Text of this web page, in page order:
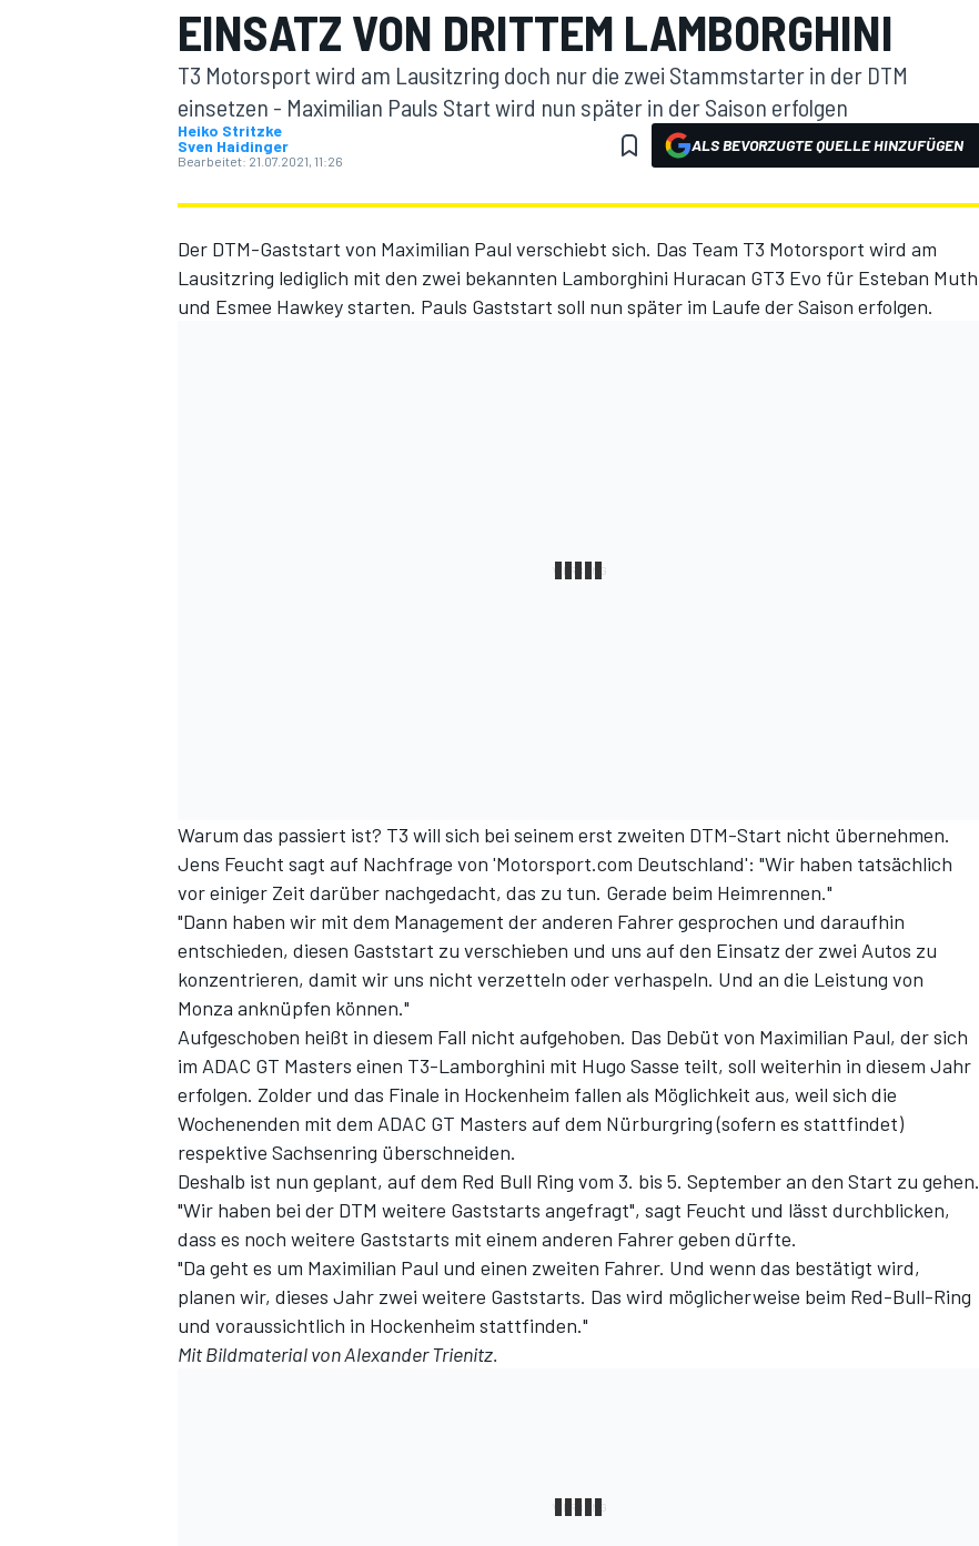
EINSATZ VON DRITTEM LAMBORGHINI
T3 Motorsport wird am Lausitzring doch nur die zwei Stammstarter in der DTM
einsetzen - Maximilian Pauls Start wird nun später in der Saison erfolgen
Heiko Stritzke
Sven Haidinger
Bearbeitet: 21.07.2021, 11:26
ALS BEVORZUGTE QUELLE HINZUFÜGEN
Der DTM-Gaststart von Maximilian Paul verschiebt sich. Das Team T3 Motorsport wird am
Lausitzring lediglich mit den zwei bekannten Lamborghini Huracan GT3 Evo für Esteban Muth
und Esmee Hawkey starten. Pauls Gaststart soll nun später im Laufe der Saison erfolgen.
Warum das passiert ist? T3 will sich bei seinem erst zweiten DTM-Start nicht übernehmen.
Jens Feucht sagt auf Nachfrage von 'Motorsport.com Deutschland': "Wir haben tatsächlich
vor einiger Zeit darüber nachgedacht, das zu tun. Gerade beim Heimrennen."
"Dann haben wir mit dem Management der anderen Fahrer gesprochen und daraufhin
entschieden, diesen Gaststart zu verschieben und uns auf den Einsatz der zwei Autos zu
konzentrieren, damit wir uns nicht verzetteln oder verhaspeln. Und an die Leistung von
Monza anknüpfen können."
Aufgeschoben heißt in diesem Fall nicht aufgehoben. Das Debüt von Maximilian Paul, der sich
im ADAC GT Masters einen T3-Lamborghini mit Hugo Sasse teilt, soll weiterhin in diesem Jahr
erfolgen. Zolder und das Finale in Hockenheim fallen als Möglichkeit aus, weil sich die
Wochenenden mit dem ADAC GT Masters auf dem Nürburgring (sofern es stattfindet)
respektive Sachsenring überschneiden.
Deshalb ist nun geplant, auf dem Red Bull Ring vom 3. bis 5. September an den Start zu gehen.
"Wir haben bei der DTM weitere Gaststarts angefragt", sagt Feucht und lässt durchblicken,
dass es noch weitere Gaststarts mit einem anderen Fahrer geben dürfte.
"Da geht es um Maximilian Paul und einen zweiten Fahrer. Und wenn das bestätigt wird,
planen wir, dieses Jahr zwei weitere Gaststarts. Das wird möglicherweise beim Red-Bull-Ring
und voraussichtlich in Hockenheim stattfinden."
Mit Bildmaterial von Alexander Trienitz.